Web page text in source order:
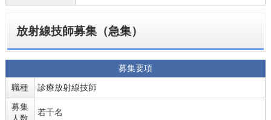
放射線技師募集（急集）
募集要項
職種
診療放射線技師
募集
若干名